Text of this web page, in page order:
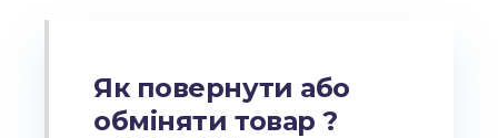
Як повернути або
обміняти товар ?